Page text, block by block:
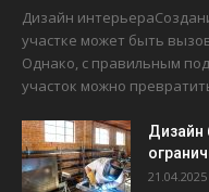
Дизайн
участке может быть
Однако, с правильным
участок можно
Дизайн
21.04.2025